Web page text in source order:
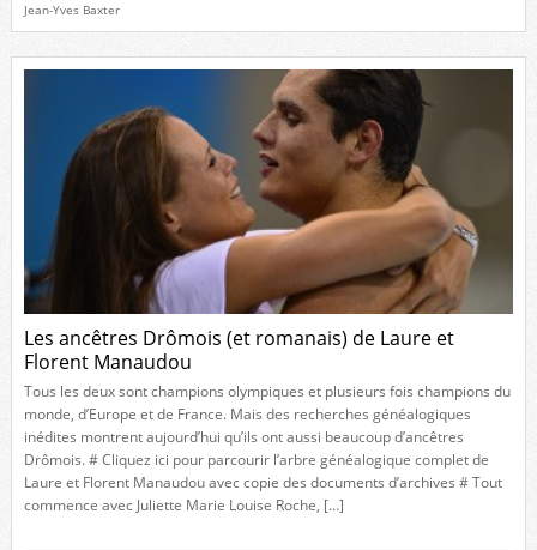
Jean-Yves Baxter
Les ancêtres Drômois (et romanais) de Laure et
Florent Manaudou
Tous les deux sont champions olympiques et plusieurs fois champions du
monde, d’Europe et de France. Mais des recherches généalogiques
inédites montrent aujourd’hui qu’ils ont aussi beaucoup d’ancêtres
Drômois. # Cliquez ici pour parcourir l’arbre généalogique complet de
Laure et Florent Manaudou avec copie des documents d’archives # Tout
commence avec Juliette Marie Louise Roche, […]